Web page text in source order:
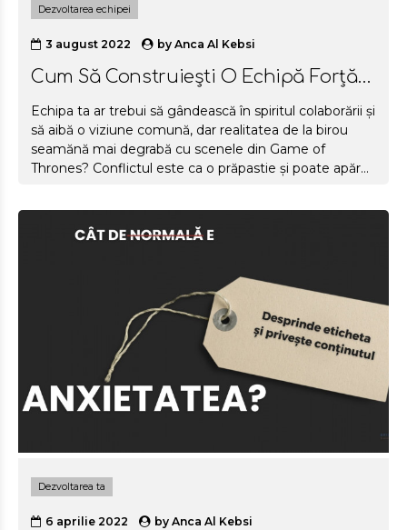
Dezvoltarea echipei
3 august 2022 byAnca Al Kebsi
Cum Să Construiești O Echipă Forță?
Echipa ta ar trebui să gândească în spiritul colaborării și
să aibă o viziune comună, dar realitatea de la birou
seamănă mai degrabă cu scenele din Game of
Thrones? Conflictul este ca o prăpastie și poate apărea
Dezvoltarea ta
6 aprilie 2022 byAnca Al Kebsi